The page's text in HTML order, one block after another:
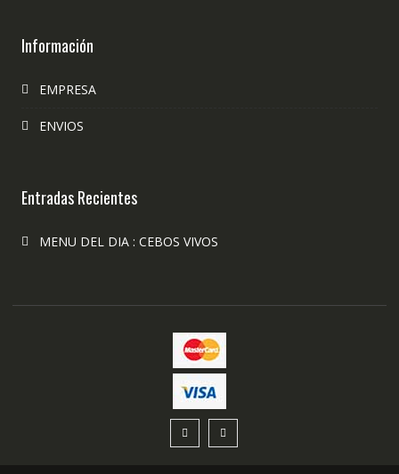
Información
EMPRESA
ENVIOS
Entradas Recientes
MENU DEL DIA : CEBOS VIVOS